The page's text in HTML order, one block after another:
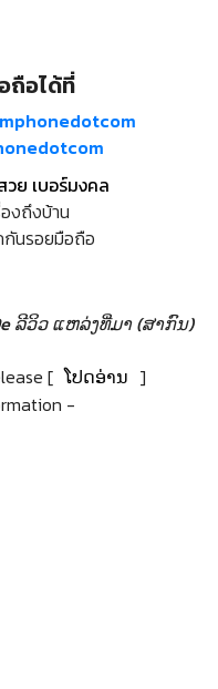
ถือได้ที่
วย เบอร์มงคล
งถึงบ้าน
นรอยมือถือ
ລີວິວ ແຫລ່ງທີ່ມາ (ສາກົນ)
[ ໂປດອ່ານ ]
-